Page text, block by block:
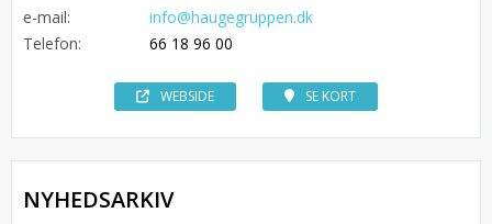
e-mail:
info@haugegruppen.dk
Telefon:
66 18 96 00
WEBSIDE SE KORT
NYHEDSARKIV